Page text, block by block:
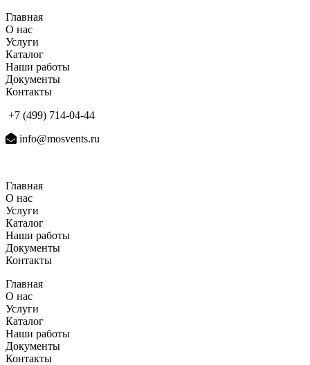
Главная
О нас
Услуги
Каталог
Наши работы
Документы
Контакты
+7 (499) 714-04-44
info@mosvents.ru
Главная
О нас
Услуги
Каталог
Наши работы
Документы
Контакты
Главная
О нас
Услуги
Каталог
Наши работы
Документы
Контакты